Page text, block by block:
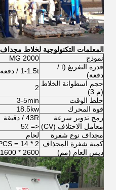
المعلمات التكنولوجية لخلاط مجداف Twin Shaft Agravic:
نموذج
MG 2000
قدرة التفريغ (t /
دفعة)
1-1.5t / دفعة
حجم اسطوانة الخلاط
(م 3)
2
خلط الوقت
3-5min
قوة المحرك
18.5kw
رمح تدوير سرعة
43R / دقيقة
معامل الاختلاف (CV)
<= 5٪
مجداف نوع شفرة
لحام
كمية شفرة المجذاف 2 * 14 = 28PCS
ديس العام (مم)
2600 * 1600 * 1650